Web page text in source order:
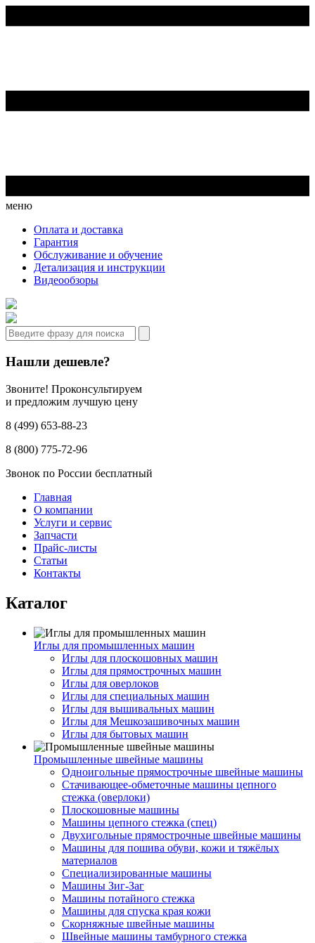
меню
Оплата и доставка
Гарантия
Обслуживание и обучение
Детализация и инструкции
Видеообзоры
Нашли дешевле?
Звоните! Проконсультируем
и предложим лучшую цену
8 (499) 653-88-23
8 (800) 775-72-96
Звонок по России бесплатный
Главная
О компании
Услуги и сервис
Запчасти
Прайс-листы
Статьи
Контакты
Каталог
Иглы для промышленных машин
Иглы для плоскошовных машин
Иглы для прямострочных машин
Иглы для оверлоков
Иглы для специальных машин
Иглы для вышивальных машин
Иглы для Мешкозашивочных машин
Иглы для бытовых машин
Промышленные швейные машины
Одноигольные прямострочные швейные машины
Стачивающее-обметочные машины цепного
стежка (оверлоки)
Плоскошовные машины
Машины цепного стежка (спец)
Двухигольные прямострочные швейные машины
Машины для пошива обуви, кожи и тяжёлых
материалов
Специализированные машины
Машины Зиг-Заг
Машины потайного стежка
Машины для спуска края кожи
Скорняжные швейные машины
Швейные машины тамбурного стежка